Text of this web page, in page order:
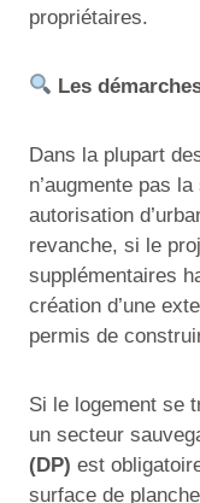
propriétaires.
Les
Dans la plupart
n’augmente pas
autorisation
revanche, si le
supplémentaires
création d’une
permis de
Si le logement se
un secteur
(DP) est
surface de